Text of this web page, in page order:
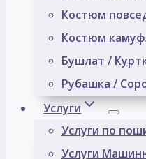
Костюм
Костюм
Бушлат /
Рубашка /
Услуги
Услуги по
Услуги